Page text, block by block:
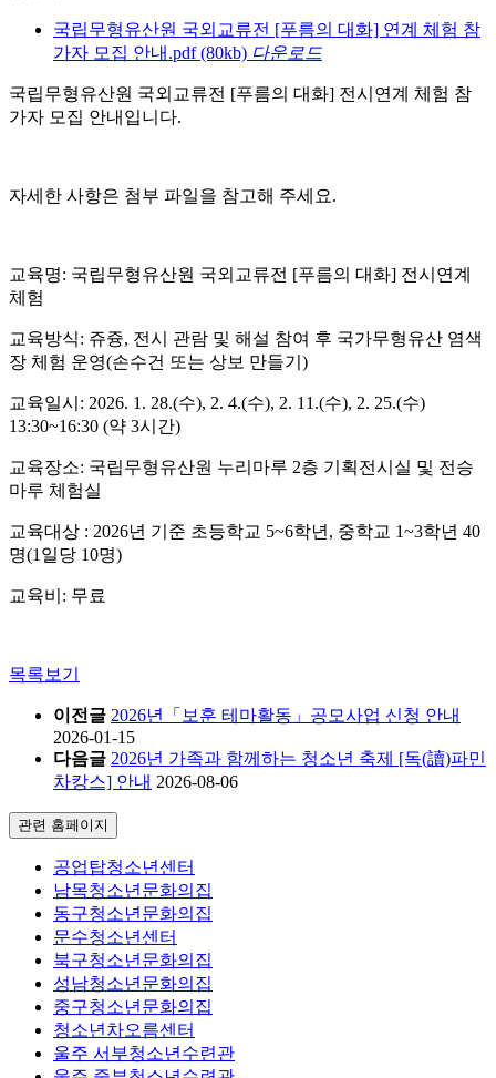
국립무형유산원 국외교류전 [푸름의 대화] 연계 체험 참
가자 모집 안내.pdf (80kb) 다운로드
국립무형유산원 국외교류전 [푸름의 대화] 전시연계 체험 참
가자 모집 안내입니다.
자세한 사항은 첨부 파일을 참고해 주세요.
교육명: 국립무형유산원 국외교류전 [푸름의 대화] 전시연계
체험
교육방식: 쥬즁, 전시 관람 및 해설 참여 후 국가무형유산 염색
장 체험 운영(손수건 또는 상보 만들기)
교육일시: 2026. 1. 28.(수), 2. 4.(수), 2. 11.(수), 2. 25.(수)
13:30~16:30 (약 3시간)
교육장소: 국립무형유산원 누리마루 2층 기획전시실 및 전승
마루 체험실
교육대상 : 2026년 기준 초등학교 5~6학년, 중학교 1~3학년 40
명(1일당 10명)
교육비: 무료
목록보기
이전글 2026년「보훈 테마활동」공모사업 신청 안내
2026-01-15
다음글 2026년 가족과 함께하는 청소년 축제 [독(讀)파민
차캉스] 안내 2026-08-06
관련 홈페이지
공업탑청소년센터
남목청소년문화의집
동구청소년문화의집
문수청소년센터
북구청소년문화의집
성남청소년문화의집
중구청소년문화의집
청소년차오름센터
울주 서부청소년수련관